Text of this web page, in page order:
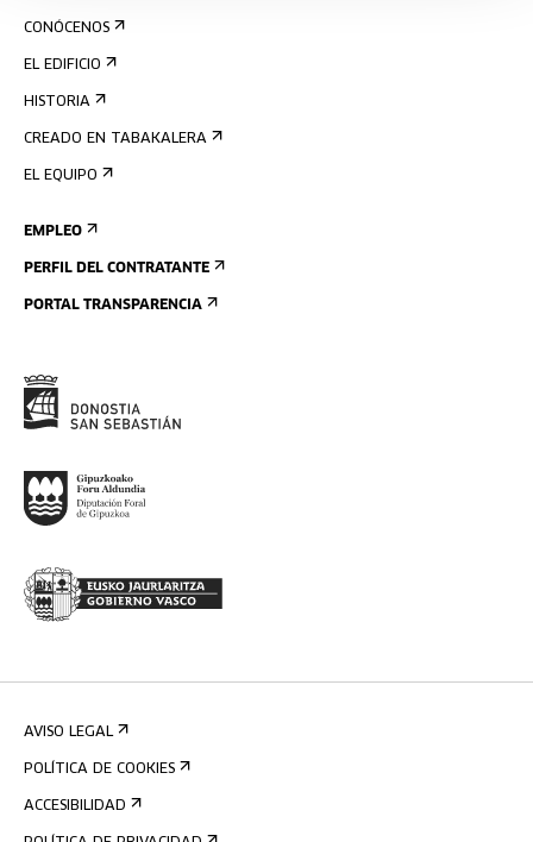
CONÓCENOS
EL EDIFICIO
HISTORIA
CREADO EN TABAKALERA
EL EQUIPO
EMPLEO
PERFIL DEL CONTRATANTE
PORTAL TRANSPARENCIA
AVISO LEGAL
POLÍTICA DE COOKIES
ACCESIBILIDAD